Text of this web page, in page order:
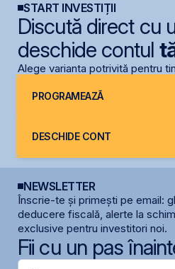
START INVESTIȚII
Discută direct cu
deschide contul
Alege varianta potrivită pentru
PROGRAMEAZĂ
DESCHIDE CONT
NEWSLETTER
Înscrie-te și primești pe email:
deducere fiscală, alerte la
exclusive pentru investitori noi.
Fii cu un pas